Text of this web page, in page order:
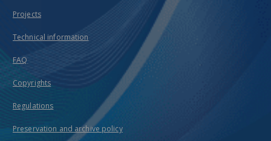
Projects
Technical information
FAQ
Copyrights
Regulations
Preservation and archive policy